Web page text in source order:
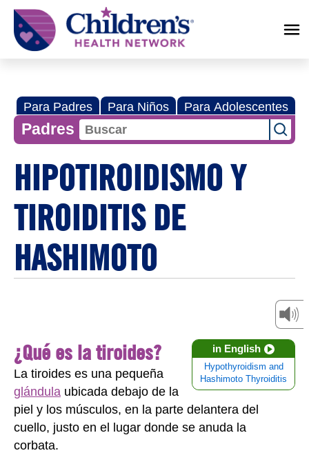
Children's
Health
Network
Para Padres Para Niños Para Adolescentes
Padres
HIPOTIROIDISMO Y
TIROIDITIS DE
HASHIMOTO
in English
Hypothyroidism and
Hashimoto Thyroiditis
¿Qué es la tiroides?
La tiroides es una pequeña
glándula ubicada debajo de la
piel y los músculos, en la parte delantera del
cuello, justo en el lugar donde se anuda la
corbata.